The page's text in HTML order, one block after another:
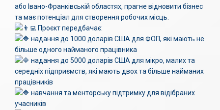
або Івано-Франківській областях, прагне відновити бізнес
та має потенціал для створення робочих місць.
Проєкт передбачає:
надання до 1000 доларів США для ФОП, які мають не
більше одного найманого працівника
надання до 5000 доларів США для мікро, малих та
середніх підприємств, які мають двох та більше найманих
працівників
навчання та менторську підтримку для відібраних
учасників